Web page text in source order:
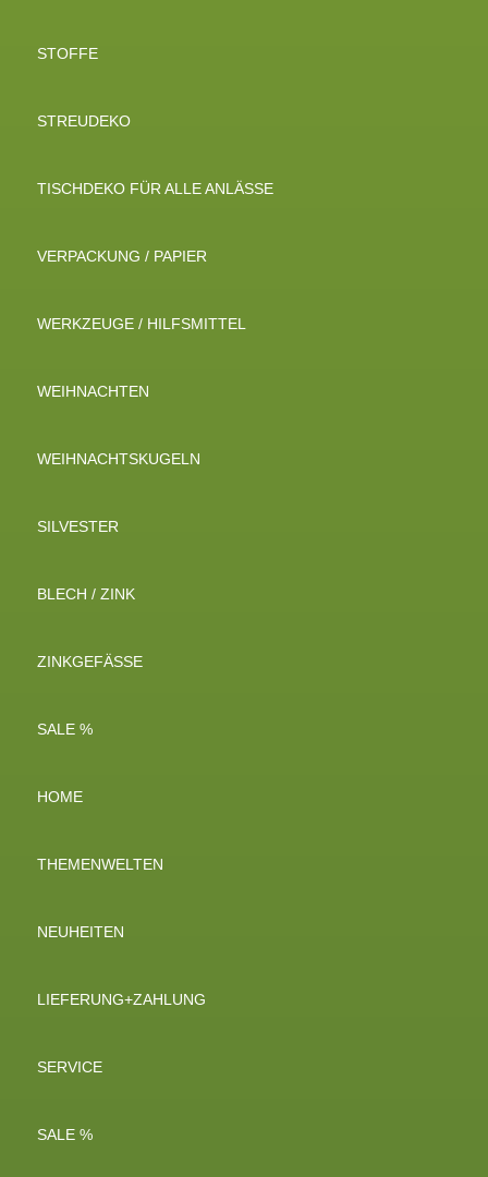
STOFFE
STREUDEKO
TISCHDEKO FÜR ALLE ANLÄSSE
VERPACKUNG / PAPIER
WERKZEUGE / HILFSMITTEL
WEIHNACHTEN
WEIHNACHTSKUGELN
SILVESTER
BLECH / ZINK
ZINKGEFÄSSE
SALE %
HOME
THEMENWELTEN
NEUHEITEN
LIEFERUNG+ZAHLUNG
SERVICE
SALE %